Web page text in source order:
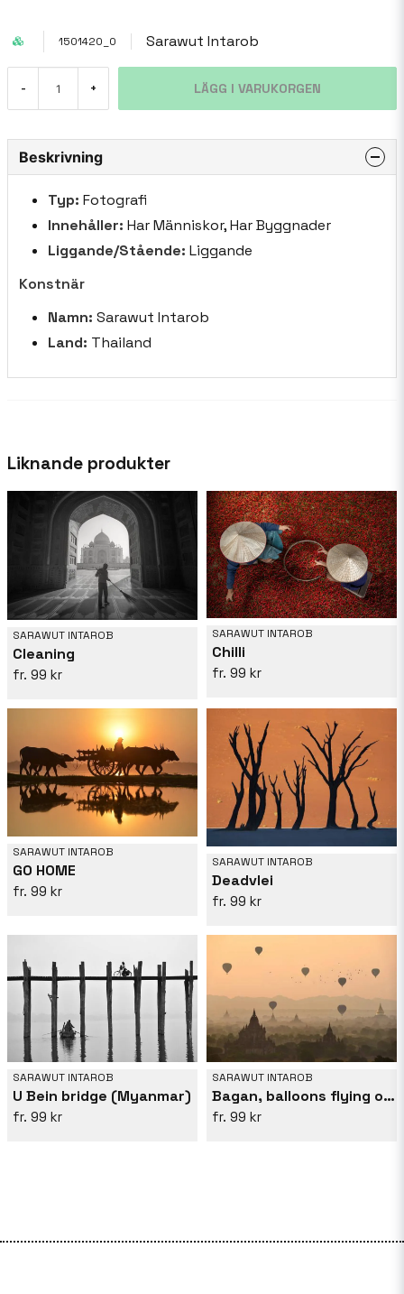
1501420_0 Sarawut Intarob
- + LÄGG I VARUKORGEN
Beskrivning
Typ: Fotografi
Innehåller: Har Människor, Har Byggnader
Liggande/Stående: Liggande
Konstnär
Namn: Sarawut Intarob
Land: Thailand
Liknande produkter
SARAWUT INTAROB
Cleaning
99 kr
SARAWUT INTAROB
Chilli
99 kr
SARAWUT INTAROB
GO HOME
99 kr
SARAWUT INTAROB
Deadvlei
99 kr
SARAWUT INTAROB
U Bein bridge (Myanmar)
99 kr
SARAWUT INTAROB
Bagan, balloons flying over ancient temples
99 kr